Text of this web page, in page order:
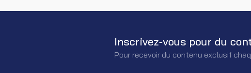
Inscrivez-vous pour du
Pour recevoir du contenu exclusif